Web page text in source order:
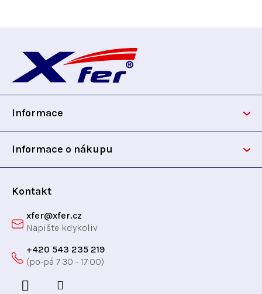
p
Informace
Informace o nákupu
Kontakt
xfer@xfer.cz
+420 543 235 219